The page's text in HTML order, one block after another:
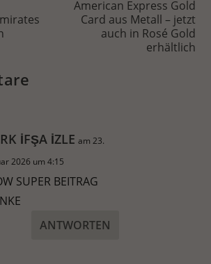
American Express Gold
Card aus Metall – jetzt
auch in Rosé Gold
erhältlich
İFŞA İZLE am 23.
2026 um 4:15
SUPER BEITRAG
ANTWORTEN